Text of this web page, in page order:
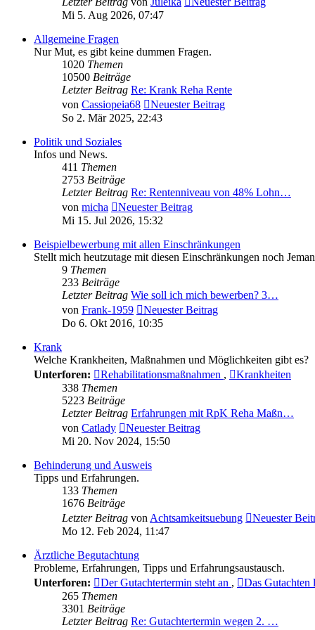
Mi 5. Aug 2026, 07:47
Allgemeine Fragen
Nur Mut, es gibt keine dummen Fragen.
1020 Themen
10500 Beiträge
Letzter Beitrag Re: Krank Reha Rente
von Cassiopeia68
Neuester Beitrag
So 2. Mär 2025, 22:43
Politik und Soziales
Infos und News.
411 Themen
2753 Beiträge
Letzter Beitrag Re: Rentenniveau von 48% Lohn…
von micha
Neuester Beitrag
Mi 15. Jul 2026, 15:32
Beispielbewerbung mit allen Einschränkungen
Stellt mich heutzutage mit diesen Einschränkungen noch
9 Themen
233 Beiträge
Letzter Beitrag Wie soll ich mich bewerben? 3…
von Frank-1959
Neuester Beitrag
Do 6. Okt 2016, 10:35
Krank
Welche Krankheiten, Maßnahmen und Möglichkeiten gibt es?
Unterforen:
Rehabilitationsmaßnahmen ,
Krankheiten
338 Themen
5223 Beiträge
Letzter Beitrag Erfahrungen mit RpK Reha Maßn…
von Catlady
Neuester Beitrag
Mi 20. Nov 2024, 15:50
Behinderung und Ausweis
Tipps und Erfahrungen.
133 Themen
1676 Beiträge
Letzter Beitrag von Achtsamkeitsuebung
Neuester
Mo 12. Feb 2024, 11:47
Ärztliche Begutachtung
Probleme, Erfahrungen, Tipps und Erfahrungsaustausch.
Unterforen:
Der Gutachtertermin steht an ,
Das Gutachten
265 Themen
3301 Beiträge
Letzter Beitrag Re: Gutachtertermin wegen 2. …